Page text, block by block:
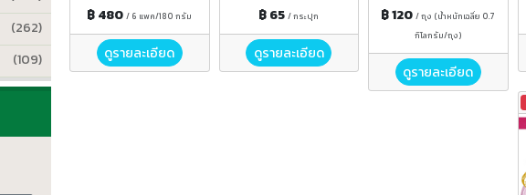
฿ 480/ 6 แพค/180 กรัม
ดูรายละเอียด
฿ 65/ กระปุก
ดูรายละเอียด
฿ 120/ ถุง (น้ำหนักเฉลี่ย 0.7
กิโลกรัม/ถุง)
ดูรายละเอียด
(262)
(109)